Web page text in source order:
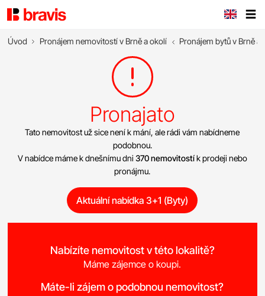
Úvod Pronájem nemovitostí v Brně a okolí Pronájem bytů v Brně a
Pronajato
Tato nemovitost už sice není k mání, ale rádi vám nabídneme
podobnou.
V nabídce máme k dnešnímu dni 370 nemovitostík prodeji nebo
pronájmu.
Aktuální nabídka 3+1 (Byty)
Nabízíte nemovitost v této lokalitě?
Máme zájemce o koupi.
Máte-li zájem o podobnou nemovitost?